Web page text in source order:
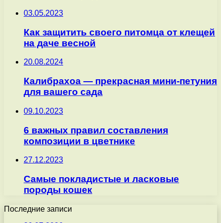
03.05.2023
Как защитить своего питомца от клещей
на даче весной
20.08.2024
Калибрахоа — прекрасная мини-петуния
для вашего сада
09.10.2023
6 важных правил составления
композиции в цветнике
27.12.2023
Самые покладистые и ласковые
породы кошек
Последние записи